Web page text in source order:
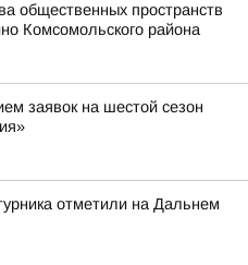
общественных пространств
Комсомольского района
заявок на шестой сезон
отметили на Дальнем